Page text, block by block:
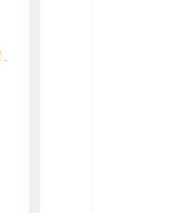
20170307 งานวันคล้ายวันเกิดผู้รับใบอนุญาตสถาบันฯ